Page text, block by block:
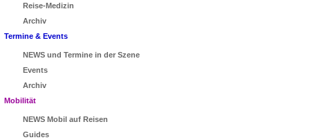
Reise-Medizin
Archiv
Termine & Events
NEWS und Termine in der Szene
Events
Archiv
Mobilität
NEWS Mobil auf Reisen
Guides